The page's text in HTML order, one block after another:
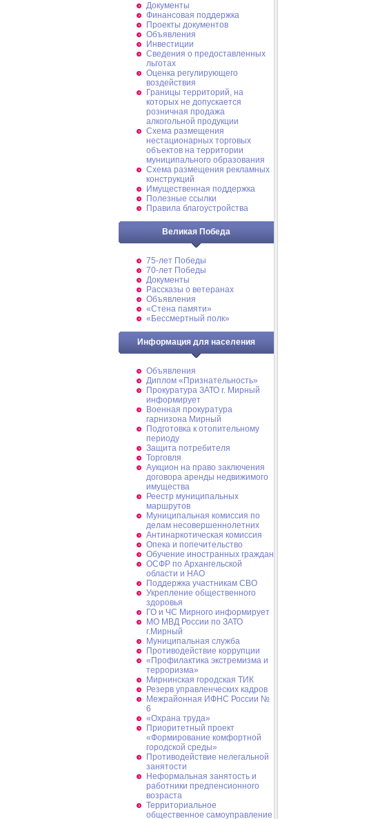
Документы
Финансовая поддержка
Проекты документов
Объявления
Инвестиции
Сведения о предоставленных
льготах
Оценка регулирующего
воздействия
Границы территорий, на
которых не допускается
розничная продажа
алкогольной продукции
Схема размещения
нестационарных торговых
объектов на территории
муниципального образования
Схема размещения рекламных
конструкций
Имущественная поддержка
Полезные ссылки
Правила благоустройства
Великая Победа
75-лет Победы
70-лет Победы
Документы
Рассказы о ветеранах
Объявления
«Стена памяти»
«Бессмертный полк»
Информация для населения
Объявления
Диплом «Признательность»
Прокуратура ЗАТО г. Мирный
информирует
Военная прокуратура
гарнизона Мирный
Подготовка к отопительному
периоду
Защита потребителя
Торговля
Аукцион на право заключения
договора аренды недвижимого
имущества
Реестр муниципальных
маршрутов
Муниципальная комиссия по
делам несовершеннолетних
Антинаркотическая комиссия
Опека и попечительство
Обучение иностранных граждан
ОСФР по Архангельской
области и НАО
Поддержка участникам СВО
Укрепление общественного
здоровья
ГО и ЧС Мирного информирует
МО МВД России по ЗАТО
г.Мирный
Муниципальная cлужба
Противодействие коррупции
«Профилактика экстремизма и
терроризма»
Мирнинская городская ТИК
Резерв управленческих кадров
Межрайонная ИФНС России №
6
«Охрана труда»
Приоритетный проект
«Формирование комфортной
городской среды»
Противодействие нелегальной
занятости
Неформальная занятость и
работники предпенсионного
возраста
Территориальное
общественное самоуправление